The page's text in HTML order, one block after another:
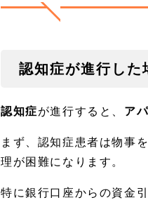
よ
ト
の
課
1.
1
症が
認知症が進行した
認知症が進行すると、 ア
まず、認知症患者は物事
理が困難になります。
特に銀行口座からの資金